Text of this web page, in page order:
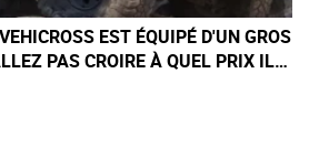
EST ÉQUIPÉ D'UN GROS
PAS CROIRE À QUEL PRIX IL